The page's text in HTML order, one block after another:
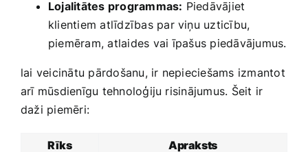
Lojalitātes programmas: Piedāvājiet
‌klientiem atlīdzības ‌par viņu uzticību,
piemēram, atlaides vai⁣ īpašus piedāvājumus.
lai veicinātu pārdošanu, ir nepieciešams izmantot
arī ‌mūsdienīgu tehnoloģiju risinājumus. Šeit ir
daži piemēri:
Rīks Apraksts